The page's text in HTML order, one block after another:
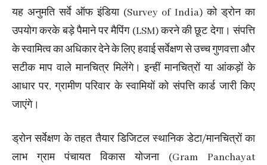
यह अनुमति सर्वे ऑफ इंडिया (Survey of India) को ड्रोन का
उपयोग करके बड़े पैमाने पर मैपिंग (LSM) करने की छूट देगा। संपत्ति
के स्वामित्व का अधिकार देने के लिए हवाई सर्वेक्षण से उच्च गुणवत्ता और
सटीक माप वाले मानचित्र मिलेंगे। इन्हीं मानचित्रों या आंकड़ों के
आधार पर, ग्रामीण परिवार के स्वामियों को संपत्ति कार्ड जारी किए
जाएंगे।
ड्रोन सर्वेक्षण के तहत तैयार डिजिटल स्थानिक डेटा/मानचित्रों का
लाभ ग्राम पंचायत विकास योजना (Gram Panchayat